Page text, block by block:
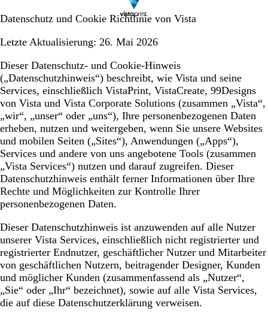
Datenschutz und Cookie Richtlinie von Vista
Letzte Aktualisierung: 26. Mai 2026
Dieser Datenschutz- und Cookie-Hinweis
(„Datenschutzhinweis“) beschreibt, wie Vista und seine
Services, einschließlich VistaPrint, VistaCreate, 99Designs
von Vista und Vista Corporate Solutions (zusammen „Vista“,
„wir“, „unser“ oder „uns“), Ihre personenbezogenen Daten
erheben, nutzen und weitergeben, wenn Sie unsere Websites
und mobilen Seiten („Sites“), Anwendungen („Apps“),
Services und andere von uns angebotene Tools (zusammen
„Vista Services“) nutzen und darauf zugreifen. Dieser
Datenschutzhinweis enthält ferner Informationen über Ihre
Rechte und Möglichkeiten zur Kontrolle Ihrer
personenbezogenen Daten.
Dieser Datenschutzhinweis ist anzuwenden auf alle Nutzer
unserer Vista Services, einschließlich nicht registrierter und
registrierter Endnutzer, geschäftlicher Nutzer und Mitarbeiter
von geschäftlichen Nutzern, beitragender Designer, Kunden
und möglicher Kunden (zusammenfassend als „Nutzer“,
„Sie“ oder „Ihr“ bezeichnet), sowie auf alle Vista Services,
die auf diese Datenschutzerklärung verweisen.